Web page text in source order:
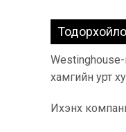
хамгийн урт
Ихэнх